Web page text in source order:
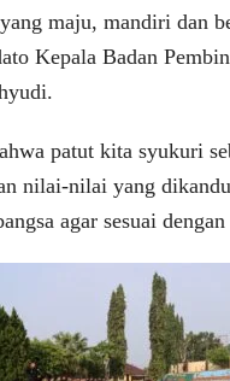
maju, mandiri dan
Kepala Badan
patut kita syukuri
nilai-nilai yang
agar sesuai